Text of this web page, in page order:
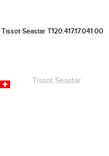
Tissot Seastar T120.417.17.041.00